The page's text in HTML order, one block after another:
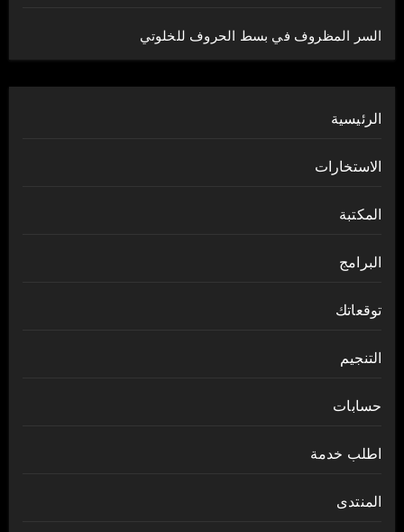
السر المظروف في بسط الحروف للخلوتي
الرئيسية
الاستخارات
المكتبة
البرامج
توقعاتك
التنجيم
حسابات
اطلب خدمة
المنتدى